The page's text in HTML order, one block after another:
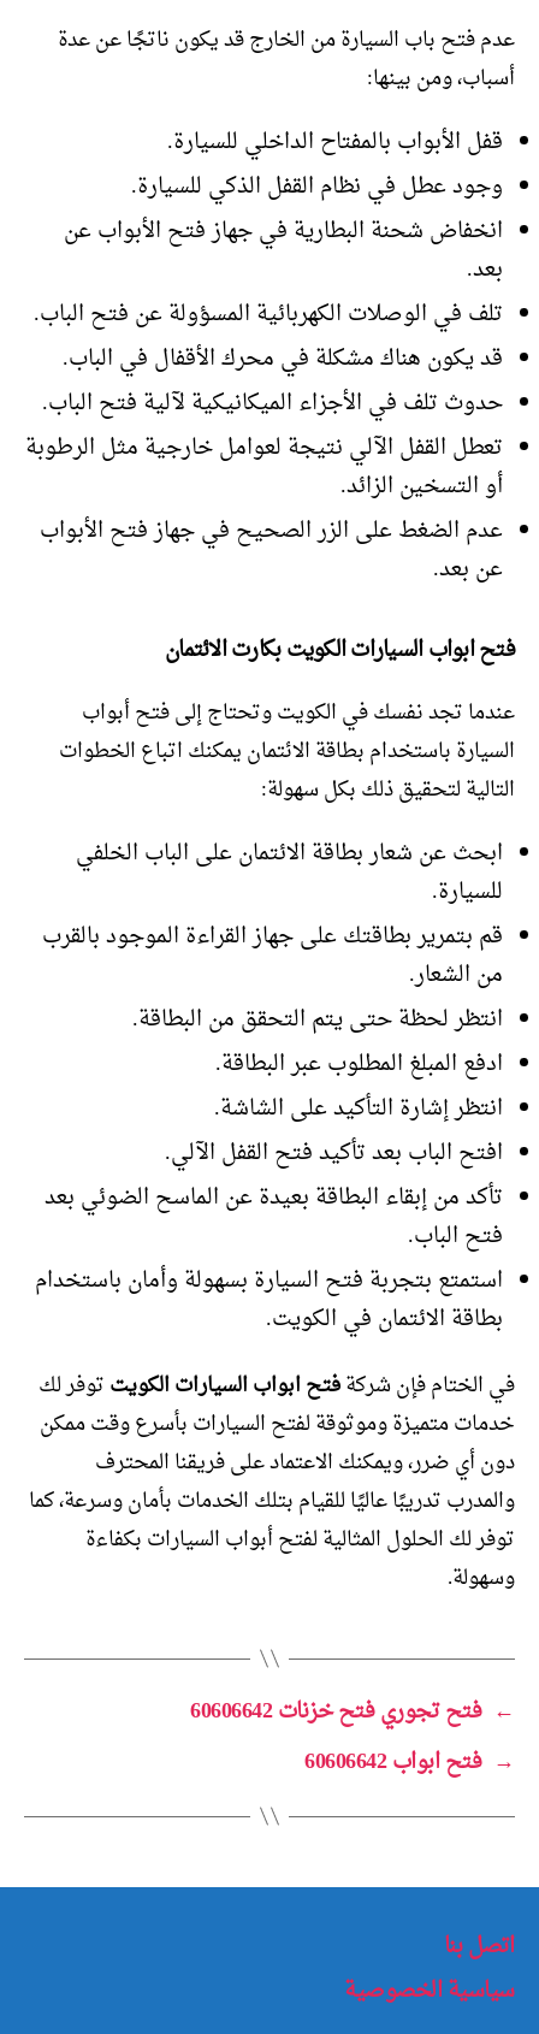
عدم فتح باب السيارة من الخارج قد يكون ناتجًا عن عدة
أسباب، ومن بينها:
قفل الأبواب بالمفتاح الداخلي للسيارة.
وجود عطل في نظام القفل الذكي للسيارة.
انخفاض شحنة البطارية في جهاز فتح الأبواب عن
بعد.
تلف في الوصلات الكهربائية المسؤولة عن فتح الباب.
قد يكون هناك مشكلة في محرك الأقفال في الباب.
حدوث تلف في الأجزاء الميكانيكية لآلية فتح الباب.
تعطل القفل الآلي نتيجة لعوامل خارجية مثل الرطوبة
أو التسخين الزائد.
عدم الضغط على الزر الصحيح في جهاز فتح الأبواب
عن بعد.
فتح ابواب السيارات الكويت بكارت الائتمان
عندما تجد نفسك في الكويت وتحتاج إلى فتح أبواب
السيارة باستخدام بطاقة الائتمان يمكنك اتباع الخطوات
التالية لتحقيق ذلك بكل سهولة:
ابحث عن شعار بطاقة الائتمان على الباب الخلفي
للسيارة.
قم بتمرير بطاقتك على جهاز القراءة الموجود بالقرب
من الشعار.
انتظر لحظة حتى يتم التحقق من البطاقة.
ادفع المبلغ المطلوب عبر البطاقة.
انتظر إشارة التأكيد على الشاشة.
افتح الباب بعد تأكيد فتح القفل الآلي.
تأكد من إبقاء البطاقة بعيدة عن الماسح الضوئي بعد
فتح الباب.
استمتع بتجربة فتح السيارة بسهولة وأمان باستخدام
بطاقة الائتمان في الكويت.
في الختام فإن شركةفتح ابواب السيارات الكويتتوفر لك
خدمات متميزة وموثوقة لفتح السيارات بأسرع وقت ممكن
دون أي ضرر، ويمكنك الاعتماد على فريقنا المحترف
والمدرب تدريبًا عاليًا للقيام بتلك الخدمات بأمان وسرعة، كما
توفر لك الحلول المثالية لفتح أبواب السيارات بكفاءة
وسهولة.
← فتح تجوري فتح خزنات 60606642
→ فتح ابواب 60606642
اتصل بنا
سياسية الخصوصية